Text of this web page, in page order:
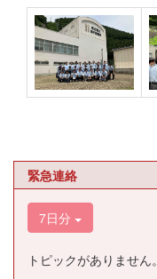
緊急連絡
7日分
トピックがありません。